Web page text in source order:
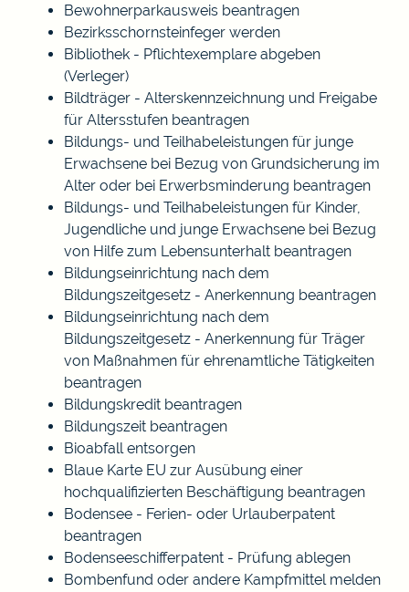
Bewohnerparkausweis beantragen
Bezirksschornsteinfeger werden
Bibliothek - Pflichtexemplare abgeben
(Verleger)
Bildträger - Alterskennzeichnung und Freigabe
für Altersstufen beantragen
Bildungs- und Teilhabeleistungen für junge
Erwachsene bei Bezug von Grundsicherung im
Alter oder bei Erwerbsminderung beantragen
Bildungs- und Teilhabeleistungen für Kinder,
Jugendliche und junge Erwachsene bei Bezug
von Hilfe zum Lebensunterhalt beantragen
Bildungseinrichtung nach dem
Bildungszeitgesetz - Anerkennung beantragen
Bildungseinrichtung nach dem
Bildungszeitgesetz - Anerkennung für Träger
von Maßnahmen für ehrenamtliche Tätigkeiten
beantragen
Bildungskredit beantragen
Bildungszeit beantragen
Bioabfall entsorgen
Blaue Karte EU zur Ausübung einer
hochqualifizierten Beschäftigung beantragen
Bodensee - Ferien- oder Urlauberpatent
beantragen
Bodenseeschifferpatent - Prüfung ablegen
Bombenfund oder andere Kampfmittel melden